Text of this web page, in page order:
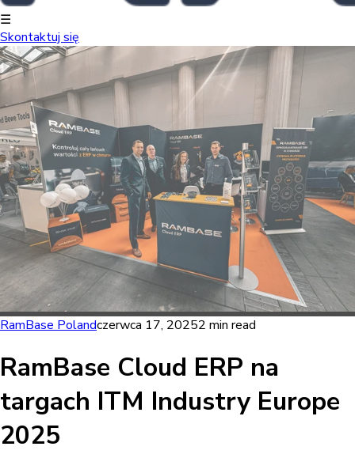
☰
Skontaktuj się
RamBase Polandczerwca 17, 20252 min read
RamBase Cloud ERP na
targach ITM Industry Europe
2025